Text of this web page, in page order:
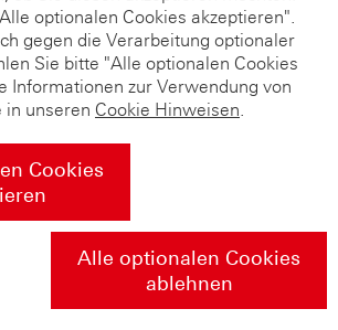
optionalen Cookies akzeptieren".
gegen die Verarbeitung optionaler
Sie bitte "Alle optionalen Cookies
Informationen zur Verwendung von
in unseren Cookie Hinweisen.
Cookies
Alle optionalen Cookies
ablehnen